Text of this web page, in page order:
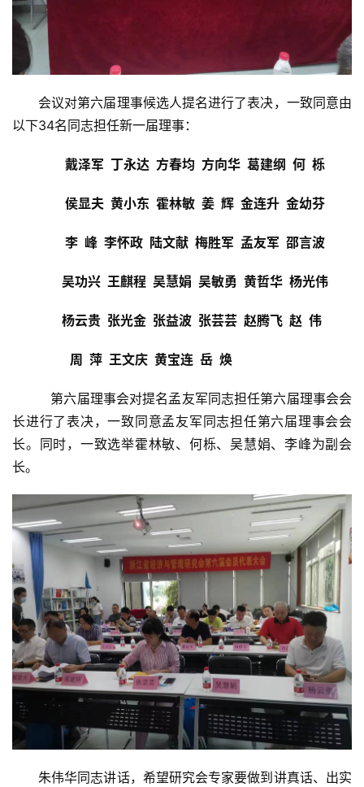
动
态
政
员
投
稿
关
于
们
隐
私
政
策
会议对第六届理事候选人提名进行了表决，一致同意由
以下34名同志担任新一届理事：
戴泽军  丁永达  方春均  方向华  葛建纲  何  栎
侯显夫  黄小东  霍林敏  姜  辉  金连升  金幼芬
李  峰  李怀政  陆文献  梅胜军  孟友军  邵言波
吴功兴  王麒程  吴慧娟  吴敏勇  黄哲华  杨光伟
杨云贵  张光金  张益波  张芸芸  赵腾飞  赵  伟
周  萍  王文庆  黄宝连  岳  焕
第六届理事会对提名孟友军同志担任第六届理事会会
长进行了表决，一致同意孟友军同志担任第六届理事会会
长。同时，一致选举霍林敏、何栎、吴慧娟、李峰为副会
长。
朱伟华同志讲话，希望研究会专家要做到讲真话、出实